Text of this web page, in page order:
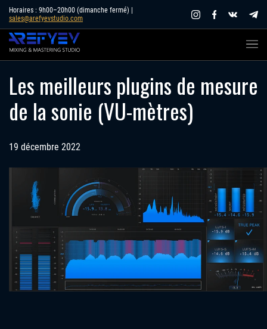
Skip
content
Horaires : 9h00–20h00 (dimanche fermé) |
sales@arefyevstudio.com
Les meilleurs plugins de mesure
de la sonie (VU-mètres)
19 décembre 2022